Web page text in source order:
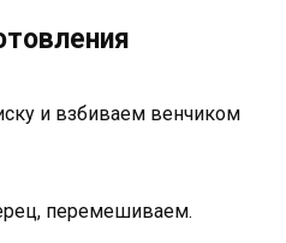
и взбиваем венчиком
перемешиваем.